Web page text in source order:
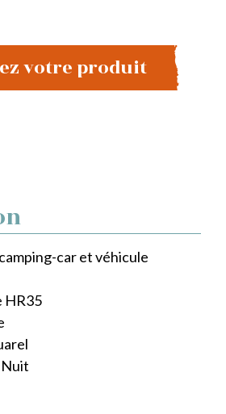
votre produit
car et véhicule
HR35
Nuit